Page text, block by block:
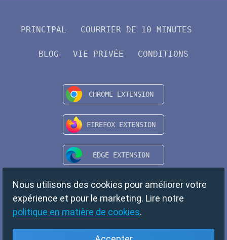
PRINCIPAL COURRIER DE 10 MINUTES
BLOG VIE PRIVÉE CONDITIONS
Nous utilisons des cookies pour améliorer votre
expérience et pour le marketing. Lire notre
politique en matière de cookies.